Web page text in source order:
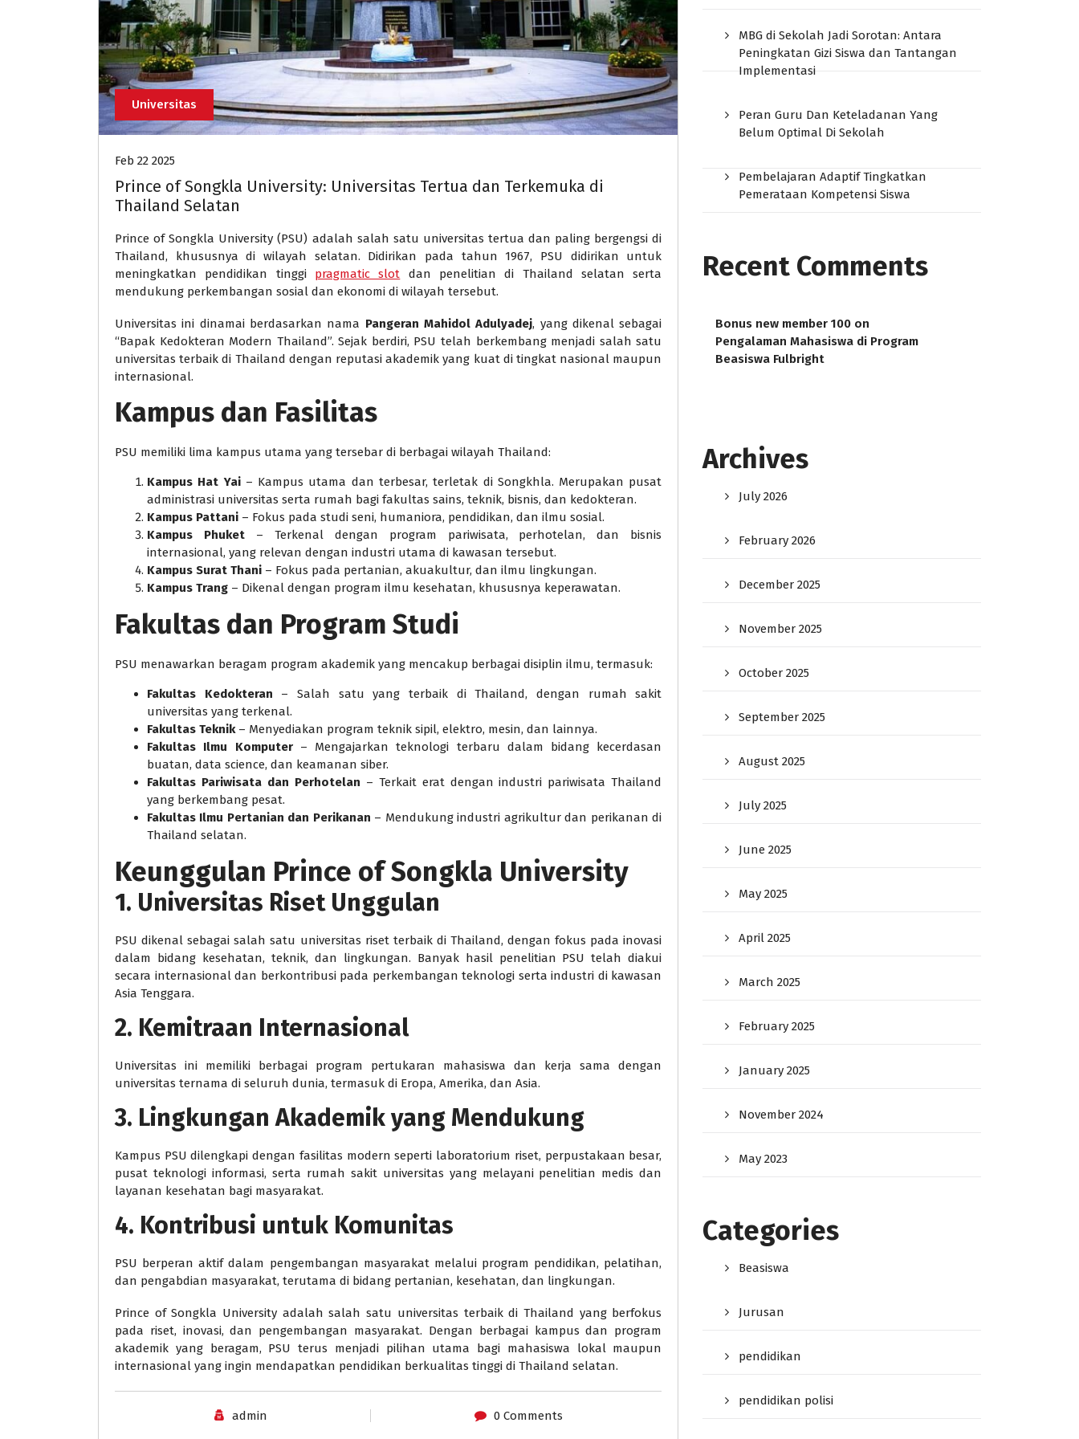
Universitas
Feb 22 2025
Prince of Songkla University: Universitas Tertua dan Terkemuka di
Thailand Selatan
Prince of Songkla University (PSU) adalah salah satu universitas tertua dan paling bergengsi di
Thailand, khususnya di wilayah selatan. Didirikan pada tahun 1967, PSU didirikan untuk
meningkatkan pendidikan tinggi pragmatic slot dan penelitian di Thailand selatan serta
mendukung perkembangan sosial dan ekonomi di wilayah tersebut.
Universitas ini dinamai berdasarkan nama Pangeran Mahidol Adulyadej, yang dikenal sebagai
“Bapak Kedokteran Modern Thailand”. Sejak berdiri, PSU telah berkembang menjadi salah satu
universitas terbaik di Thailand dengan reputasi akademik yang kuat di tingkat nasional maupun
internasional.
Kampus dan Fasilitas
PSU memiliki lima kampus utama yang tersebar di berbagai wilayah Thailand:
Kampus Hat Yai– Kampus utama dan terbesar, terletak di Songkhla. Merupakan pusat
administrasi universitas serta rumah bagi fakultas sains, teknik, bisnis, dan kedokteran.
Kampus Pattani – Fokus pada studi seni, humaniora, pendidikan, dan ilmu sosial.
Kampus Phuket– Terkenal dengan program pariwisata, perhotelan, dan bisnis
internasional, yang relevan dengan industri utama di kawasan tersebut.
Kampus Surat Thani – Fokus pada pertanian, akuakultur, dan ilmu lingkungan.
Kampus Trang – Dikenal dengan program ilmu kesehatan, khususnya keperawatan.
Fakultas dan Program Studi
PSU menawarkan beragam program akademik yang mencakup berbagai disiplin ilmu, termasuk:
Fakultas Kedokteran – Salah satu yang terbaik di Thailand, dengan rumah sakit
universitas yang terkenal.
Fakultas Teknik– Menyediakan program teknik sipil, elektro, mesin, dan lainnya.
Fakultas Ilmu Komputer– Mengajarkan teknologi terbaru dalam bidang kecerdasan
buatan, data science, dan keamanan siber.
Fakultas Pariwisata dan Perhotelan – Terkait erat dengan industri pariwisata Thailand
yang berkembang pesat.
Fakultas Ilmu Pertanian dan Perikanan – Mendukung industri agrikultur dan perikanan di
Thailand selatan.
Keunggulan Prince of Songkla University
1. Universitas Riset Unggulan
PSU dikenal sebagai salah satu universitas riset terbaik di Thailand, dengan fokus pada inovasi
dalam bidang kesehatan, teknik, dan lingkungan. Banyak hasil penelitian PSU telah diakui
secara internasional dan berkontribusi pada perkembangan teknologi serta industri di kawasan
Asia Tenggara.
2. Kemitraan Internasional
Universitas ini memiliki berbagai program pertukaran mahasiswa dan kerja sama dengan
universitas ternama di seluruh dunia, termasuk di Eropa, Amerika, dan Asia.
3. Lingkungan Akademik yang Mendukung
Kampus PSU dilengkapi dengan fasilitas modern seperti laboratorium riset, perpustakaan besar,
pusat teknologi informasi, serta rumah sakit universitas yang melayani penelitian medis dan
layanan kesehatan bagi masyarakat.
4. Kontribusi untuk Komunitas
PSU berperan aktif dalam pengembangan masyarakat melalui program pendidikan, pelatihan,
dan pengabdian masyarakat, terutama di bidang pertanian, kesehatan, dan lingkungan.
Prince of Songkla University adalah salah satu universitas terbaik di Thailand yang berfokus
pada riset, inovasi, dan pengembangan masyarakat. Dengan berbagai kampus dan program
akademik yang beragam, PSU terus menjadi pilihan utama bagi mahasiswa lokal maupun
internasional yang ingin mendapatkan pendidikan berkualitas tinggi di Thailand selatan.
admin 0 Comments
MBG di Sekolah Jadi Sorotan: Antara
Peningkatan Gizi Siswa dan Tantangan
Implementasi
Peran Guru Dan Keteladanan Yang
Belum Optimal Di Sekolah
Pembelajaran Adaptif Tingkatkan
Pemerataan Kompetensi Siswa
Recent Comments
Bonus new member 100 on
Pengalaman Mahasiswa di Program
Beasiswa Fulbright
Archives
July 2026
February 2026
December 2025
November 2025
October 2025
September 2025
August 2025
July 2025
June 2025
May 2025
April 2025
March 2025
February 2025
January 2025
November 2024
May 2023
Categories
Beasiswa
Jurusan
pendidikan
pendidikan polisi